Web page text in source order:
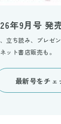
年9月号 発
立ち読み、プレゼ
ット書店販売も。
最新号をチェ